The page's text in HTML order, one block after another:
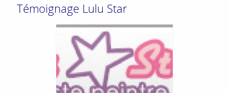
Témoignage Lulu Star